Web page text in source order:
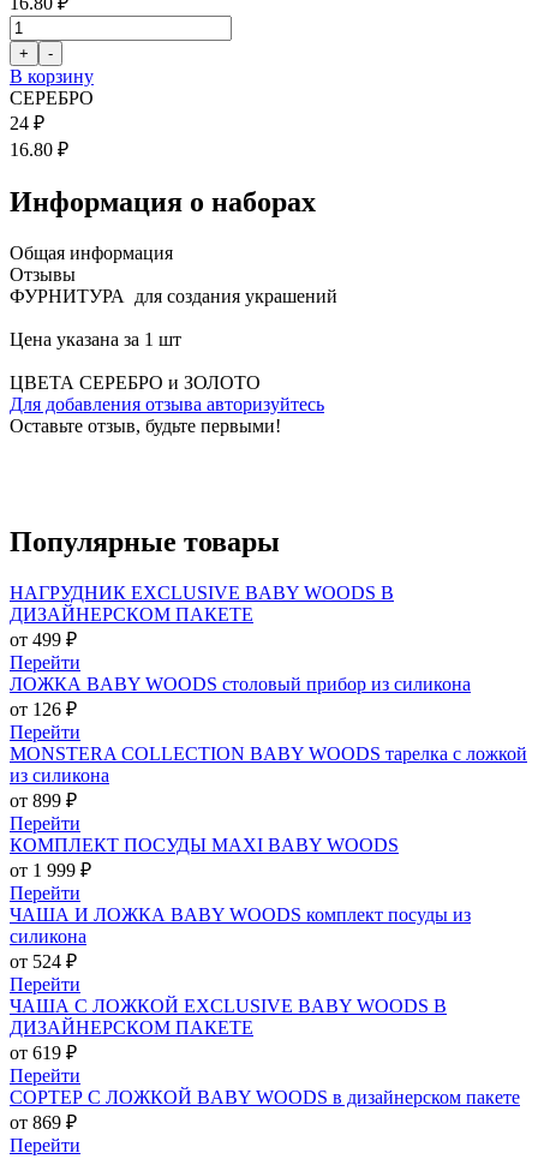
В корзину
СЕРЕБРО
24 ₽
16.80 ₽
Информация о наборах
Общая информация
Отзывы
ФУРНИТУРА для создания украшений
Цена указана за 1 шт
ЦВЕТА СЕРЕБРО и ЗОЛОТО
Для добавления отзыва авторизуйтесь
Оставьте отзыв, будьте первыми!
Популярные товары
НАГРУДНИК EXCLUSIVE BABY WOODS В
ДИЗАЙНЕРСКОМ ПАКЕТЕ
от 499 ₽
Перейти
ЛОЖКА BABY WOODS столовый прибор из силикона
от 126 ₽
Перейти
MONSTERA COLLECTION BABY WOODS тарелка с ложкой
из силикона
от 899 ₽
Перейти
КОМПЛЕКТ ПОСУДЫ MAXI BABY WOODS
от 1 999 ₽
Перейти
ЧАША И ЛОЖКА BABY WOODS комплект посуды из
силикона
от 524 ₽
Перейти
ЧАША С ЛОЖКОЙ EXCLUSIVE BABY WOODS В
ДИЗАЙНЕРСКОМ ПАКЕТЕ
от 619 ₽
Перейти
СОРТЕР С ЛОЖКОЙ BABY WOODS в дизайнерском пакете
от 869 ₽
Перейти